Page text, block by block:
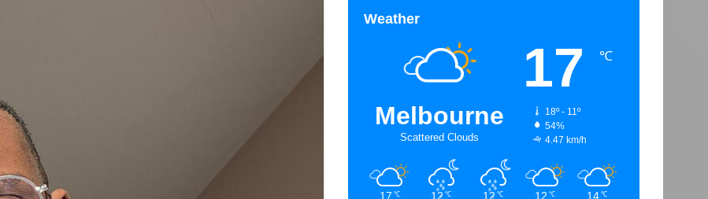
Weather
Melbourne
Scattered Clouds
17 ℃
18º - 11º
54%
4.47 km/h
17 ℃ 12 ℃ 12 ℃ 12 ℃ 14 ℃